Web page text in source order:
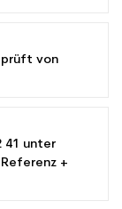
von
41 unter
+